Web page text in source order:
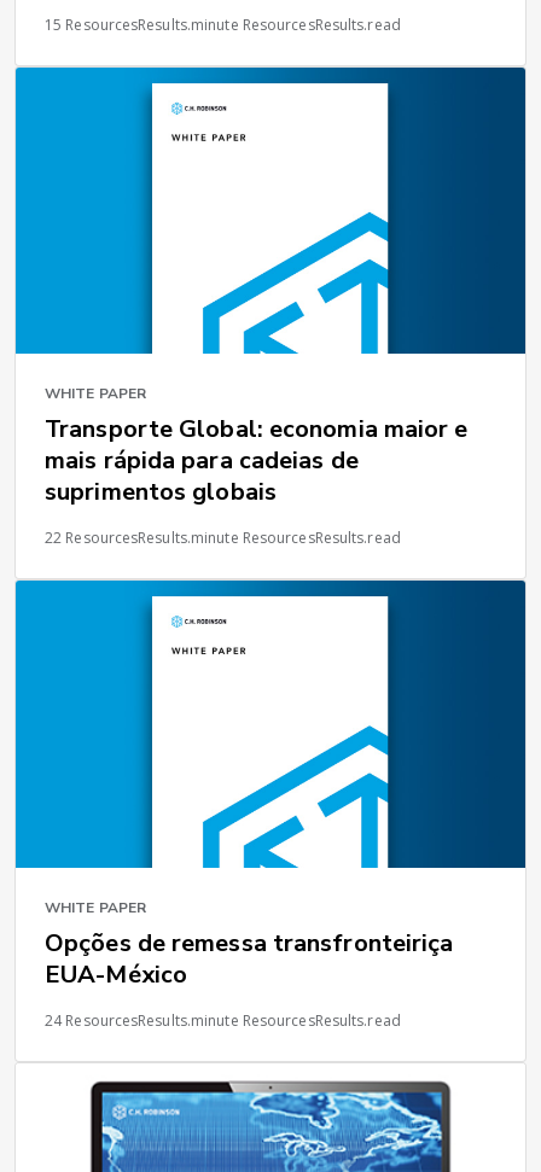
15 ResourcesResults.minute ResourcesResults.read
WHITE PAPER
Transporte Global: economia maior e
mais rápida para cadeias de
suprimentos globais
22 ResourcesResults.minute ResourcesResults.read
WHITE PAPER
Opções de remessa transfronteiriça
EUA-México
24 ResourcesResults.minute ResourcesResults.read